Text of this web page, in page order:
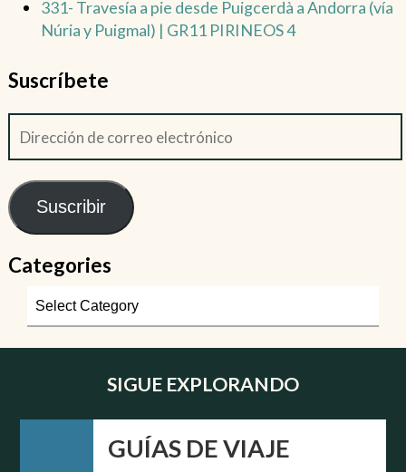
331- Travesía a pie desde Puigcerdà a Andorra (vía
Núria y Puigmal) | GR11 PIRINEOS 4
Suscríbete
Suscribir
Categories
SIGUE EXPLORANDO
GUÍAS DE VIAJE